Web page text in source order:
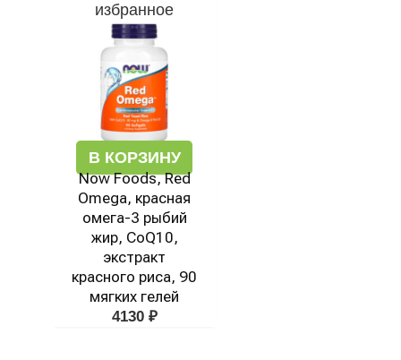
избранное
В КОРЗИНУ
Now Foods, Red
Omega, красная
омега-3 рыбий
жир, CoQ10,
экстракт
красного риса, 90
мягких гелей
4130 ₽